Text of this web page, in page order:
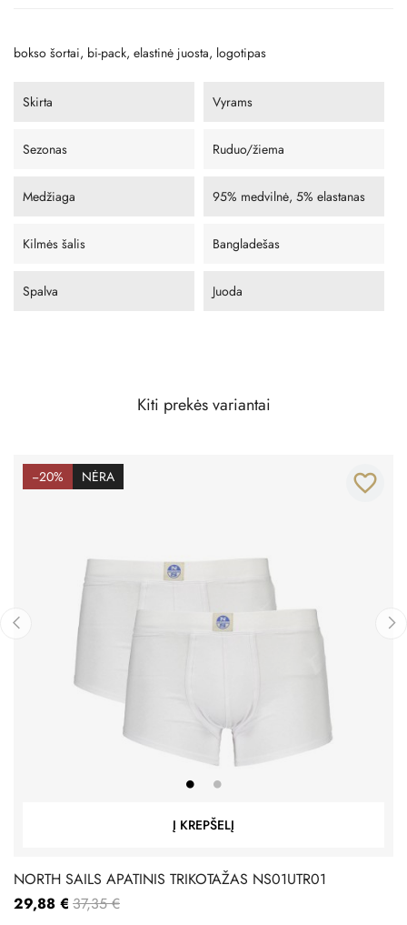
bokso šortai, bi-pack, elastinė juosta, logotipas
Skirta Vyrams
Sezonas Ruduo/žiema
Medžiaga 95% medvilnė, 5% elastanas
Kilmės šalis Bangladešas
Spalva Juoda
Kiti prekės variantai
−20% NĖRA
Į KREPŠELĮ
favorite_border
NORTH SAILS APATINIS TRIKOTAŽAS NS01UTR01
29,88 € 37,35 €